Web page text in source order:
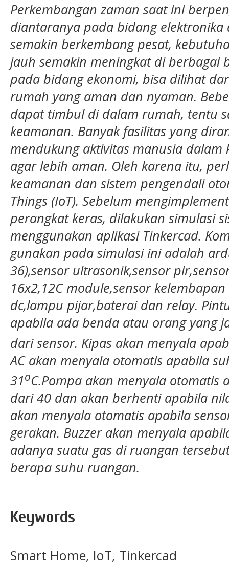
Perkembangan zaman saat ini
diantaranya pada bidang
semakin berkembang pesat,
jauh semakin meningkat di berbagai
pada bidang ekonomi, bisa dilihat
rumah yang aman dan nyaman.
dapat timbul di dalam rumah, tentu
keamanan. Banyak fasilitas yang
mendukung aktivitas manusia
agar lebih aman. Oleh karena itu,
keamanan dan sistem pengendali
Things (IoT). Sebelum
perangkat keras, dilakukan simulasi
menggunakan aplikasi Tinkercad.
gunakan pada simulasi ini adalah
36),sensor ultrasonik,sensor
16x2,12C module,sensor
dc,lampu pijar,baterai dan relay.
apabila ada benda atau orang yang
dari sensor. Kipas akan menyala
AC akan menyala otomatis apabila
31oC.Pompa akan menyala otomatis
dari 40 dan akan berhenti apabila
akan menyala otomatis apabila
gerakan. Buzzer akan menyala
adanya suatu gas di ruangan
berapa suhu ruangan.
Keywords
Smart Home, IoT, Tinkercad